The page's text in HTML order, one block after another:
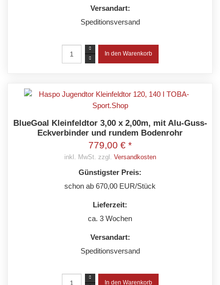
Versandart:
Speditionsversand
BlueGoal Kleinfeldtor 3,00 x 2,00m, mit Alu-Guss-
Eckverbinder und rundem Bodenrohr
779,00 € *
inkl. MwSt. zzgl. Versandkosten
Günstigster Preis:
schon ab 670,00 EUR/Stück
Lieferzeit:
ca. 3 Wochen
Versandart:
Speditionsversand